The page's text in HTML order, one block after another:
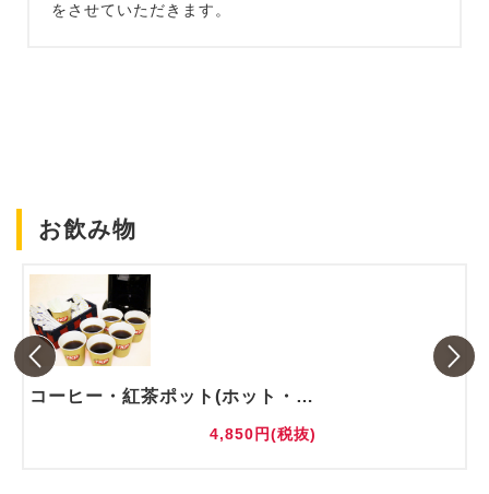
をさせていただきます。
お飲み物
コーヒー・紅茶ポット(ホット・アイス)
4,850円(税抜)